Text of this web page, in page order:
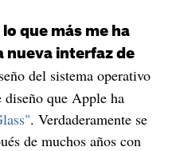
lo que más me ha
nueva interfaz de
del sistema operativo
diseño que Apple ha
. Verdaderamente se
de muchos años con